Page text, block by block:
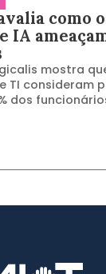
como
IA
mostra
TI consideram
dos